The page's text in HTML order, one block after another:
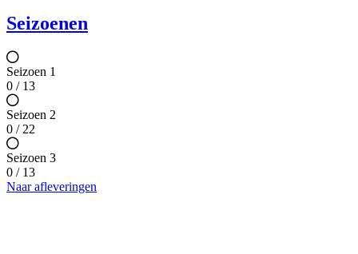
Seizoenen
Seizoen 1
0 / 13
Seizoen 2
0 / 22
Seizoen 3
0 / 13
Naar afleveringen